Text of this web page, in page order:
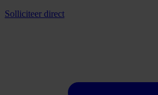
Solliciteer direct